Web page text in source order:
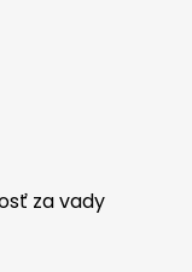
za vady